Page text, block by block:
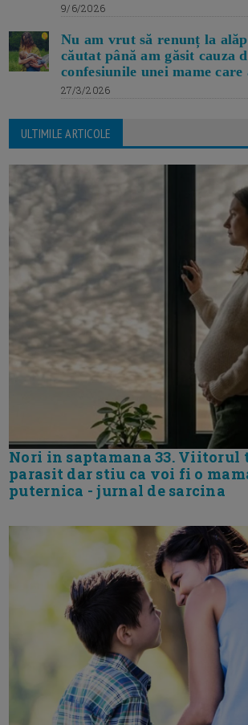
9/6/2026
Nu am vrut să renunț la
căutat până am găsit cauza
confesiunile unei mame care
27/3/2026
ULTIMILE ARTICOLE
Nori in saptamana 33. Viitorul
parasit dar stiu ca voi fi o
puternica - jurnal de sarcina